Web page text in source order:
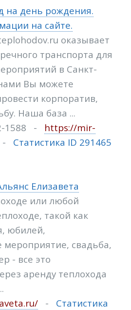
на день рождения.
на сайте.
оказывает
транспорта для
в Санкт-
Вы можете
корпоратив,
Наша база ...
1588 - https://mir-
- Статистика ID 291465
Елизавета
или любой
такой как
юбилей,
мероприятие, свадьба,
- все это
аренду теплохода
- Статистика